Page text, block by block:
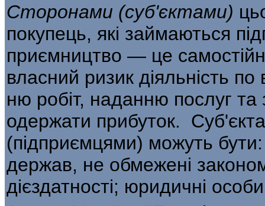
Сторонами (суб'єктами)
покупець, які займаються
приємництво — це
власний ризик діяльність
ню робіт, наданню послуг
одер­жати прибуток.
(підприємцями) можуть
держав, не обмежені
дієздатності; юридичні